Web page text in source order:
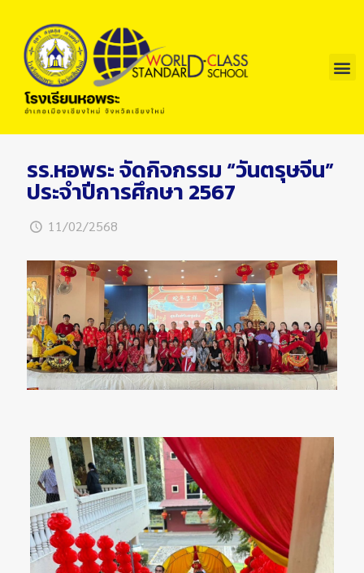
รร.หอพระ จัดกิจกรรม “วันตรุษจีน”
ประจำปีการศึกษา 2567
11/02/2568